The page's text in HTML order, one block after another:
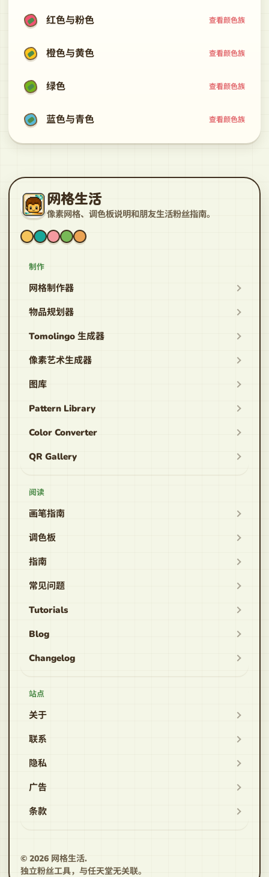
红色与粉色 查看颜色族
橙色与黄色 查看颜色族
绿色 查看颜色族
蓝色与青色 查看颜色族
网格生活
像素网格、调色板说明和朋友生活粉丝指南。
制作
网格制作器
物品规划器
Tomolingo 生成器
像素艺术生成器
图库
Pattern Library
Color Converter
QR Gallery
阅读
画笔指南
调色板
指南
常见问题
Tutorials
Blog
Changelog
站点
关于
联系
隐私
广告
条款
© 2026 网格生活.
独立粉丝工具，与任天堂无关联。